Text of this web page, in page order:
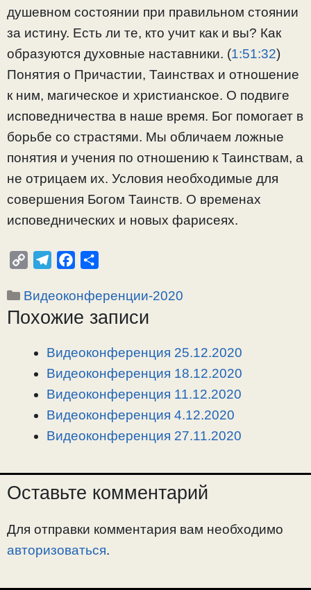
душевном состоянии при правильном стоянии
за истину. Есть ли те, кто учит как и вы? Как
образуются духовные наставники. (1:51:32)
Понятия о Причастии, Таинствах и отношение
к ним, магическое и христианское. О подвиге
исповедничества в наше время. Бог помогает в
борьбе со страстями. Мы обличаем ложные
понятия и учения по отношению к Таинствам, а
не отрицаем их. Условия необходимые для
совершения Богом Таинств. О временах
исповеднических и новых фарисеях.
p
y
l
e
r
a
c
e
o
п
р
в
Рубрики
Видеоконференции-2020
Похожие записи
Видеоконференция 25.12.2020
Видеоконференция 18.12.2020
Видеоконференция 11.12.2020
Видеоконференция 4.12.2020
Видеоконференция 27.11.2020
Оставьте комментарий
Для отправки комментария вам необходимо
авторизоваться.